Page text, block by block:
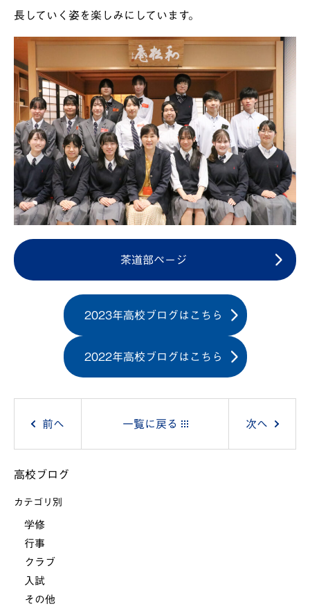
長していく姿を楽しみにしています。
茶道部ページ
2023年高校ブログはこちら
2022年高校ブログはこちら
稿
ナ
ゲ
ー
前へ 一覧に戻る 次へ
高校ブログ
カテゴリ別
学修
行事
クラブ
入試
その他